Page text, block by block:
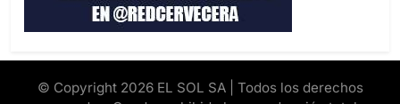
© Copyright 2026 EL SOL SA | Todos los derechos